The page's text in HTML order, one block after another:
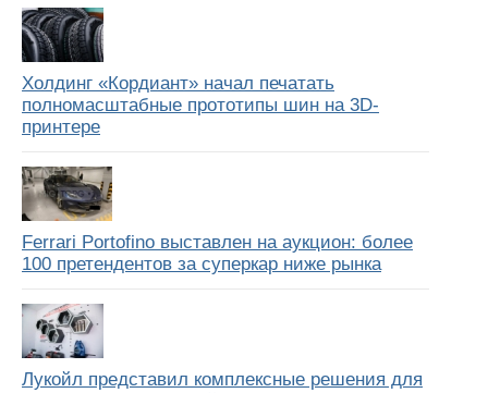
Холдинг «Кордиант» начал печатать
полномасштабные прототипы шин на 3D-
принтере
Ferrari Portofino выставлен на аукцион: более
100 претендентов за суперкар ниже рынка
Лукойл представил комплексные решения для